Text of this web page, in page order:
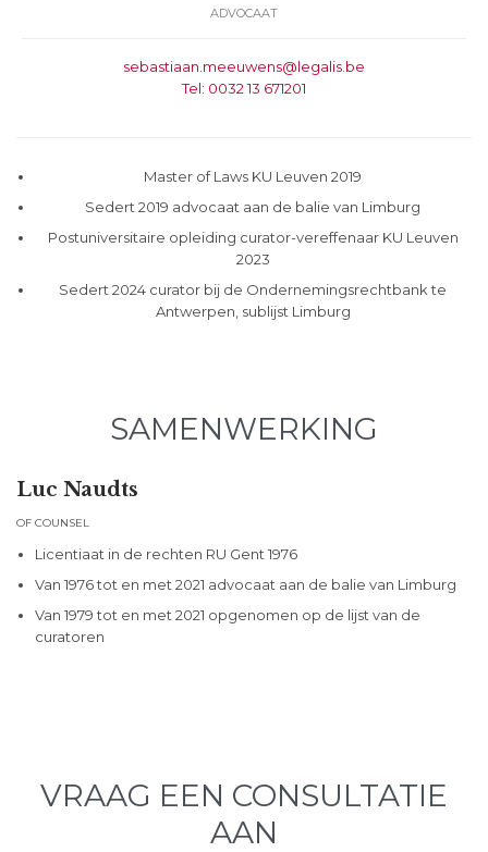
ADVOCAAT
sebastiaan.meeuwens@legalis.be
Tel: 0032 13 671201
Master of Laws KU Leuven 2019
Sedert 2019 advocaat aan de balie van Limburg
Postuniversitaire opleiding curator-vereffenaar KU Leuven
2023
Sedert 2024 curator bij de Ondernemingsrechtbank te
Antwerpen, sublijst Limburg
SAMENWERKING
Luc Naudts
OF COUNSEL
Licentiaat in de rechten RU Gent 1976
Van 1976 tot en met 2021 advocaat aan de balie van Limburg
Van 1979 tot en met 2021 opgenomen op de lijst van de
curatoren
VRAAG EEN CONSULTATIE
AAN